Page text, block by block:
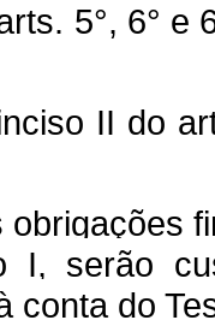
5°, 6° e
II do
obrigações
I, serão
conta do